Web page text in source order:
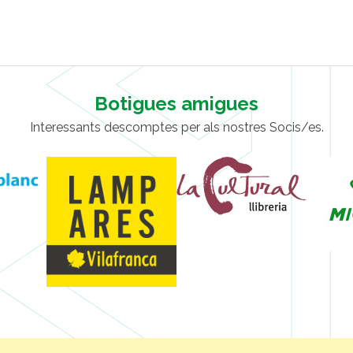
Botigues amigues
Interessants descomptes per als nostres Socis/es.